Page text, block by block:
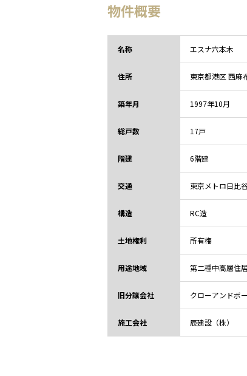
物件概要
名称 エスナ六本木
住所 東京都港区 西麻
築年月 1997年10月
総戸数 17戸
階建 6階建
交通 東京メトロ日比
構造 RC造
土地権利 所有権
用途地域 第二種中高層住
旧分譲会社 クローアンドボ
施工会社 辰建設（株）